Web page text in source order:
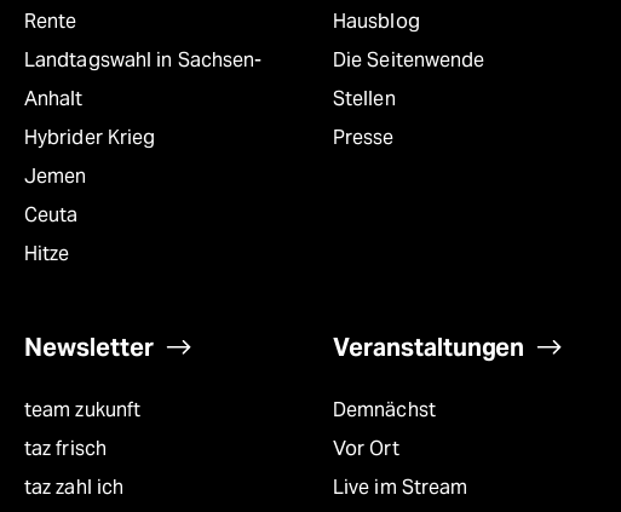
Rente
Landtagswahl in Sachsen-
Anhalt
Hybrider Krieg
Jemen
Ceuta
Hitze
Hausblog
Die Seitenwende
Stellen
Presse
Newsletter
team zukunft
taz frisch
taz zahl ich
Veranstaltungen
Demnächst
Vor Ort
Live im Stream